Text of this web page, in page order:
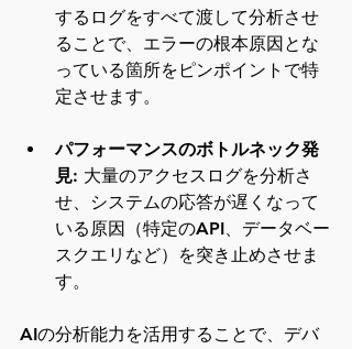
するログをすべて渡して分析させ
ることで、エラーの根本原因とな
っている箇所をピンポイントで特
定させます。
パフォーマンスのボトルネック発
見: 大量のアクセスログを分析さ
せ、システムの応答が遅くなって
いる原因（特定のAPI、データベー
スクエリなど）を突き止めさせま
す。
AIの分析能力を活用することで、デバ